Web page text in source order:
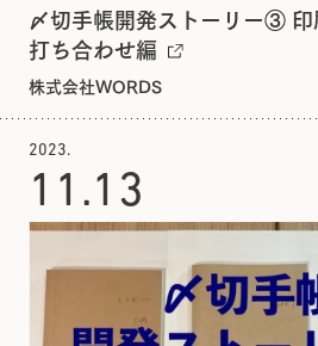
〆切手帳開発ストーリー③
打ち合わせ編
株式会社WORDS
2023.
11.13